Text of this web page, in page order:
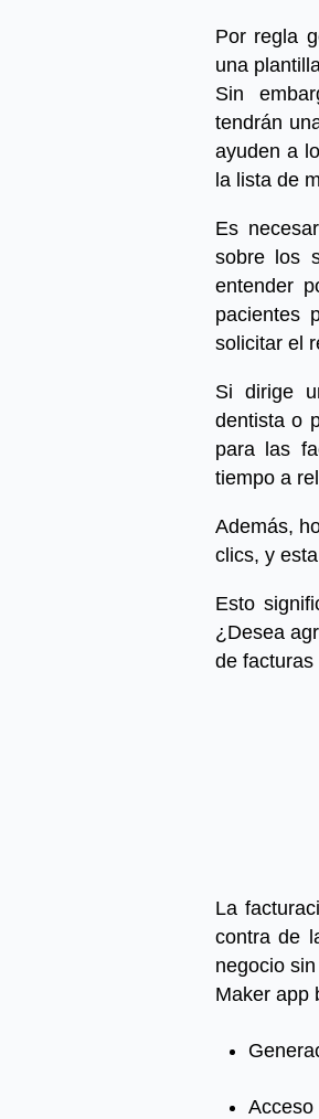
Por regla
una
Sin
tendrán
ayuden a
la lista de
Es
sobre los
entender
pacientes
solicitar el
Si dirige
dentista o
para las
tiempo a
Además,
clics, y
Esto
¿Desea
de
La
contra de
negocio
Maker app
Acceso